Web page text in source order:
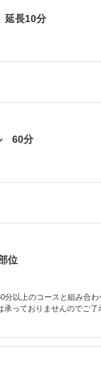
延長10分
60分
位
以上のコースと組み合わ
承っておりませんのでご了